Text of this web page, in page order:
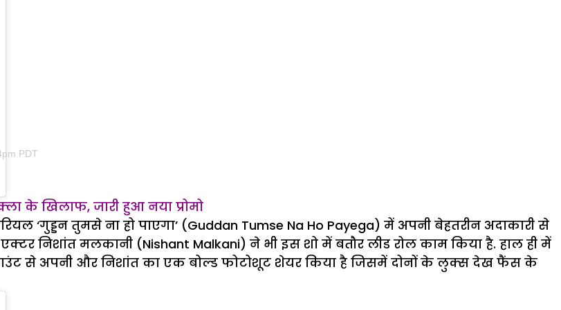
PDT
के खिलाफ, जारी हुआ नया प्रोमो
‘गुड्डन तुमसे ना हो पाएगा’ (Guddan Tumse Na Ho Payega) में अपनी बेहतरीन अदाकारी से
निशांत मलकानी (Nishant Malkani) ने भी इस शो में बतौर लीड रोल काम किया है. हाल ही में
से अपनी और निशांत का एक बोल्ड फोटोशूट शेयर किया है जिसमें दोनों के लुक्स देख फैंस के